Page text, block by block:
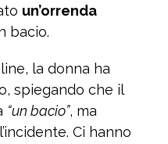
un’orrenda
bacio.
la donna ha
spiegando che il
“un bacio”, ma
Ci hanno